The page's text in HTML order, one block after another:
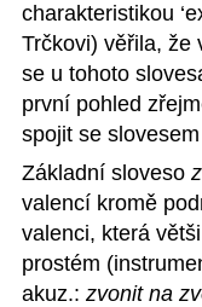
charakteristikou
Trčkovi) věřila, že
se u tohoto
první pohled
spojit se
Základní sloveso
valencí kromě
valenci, která
prostém
akuz.: zvonit na